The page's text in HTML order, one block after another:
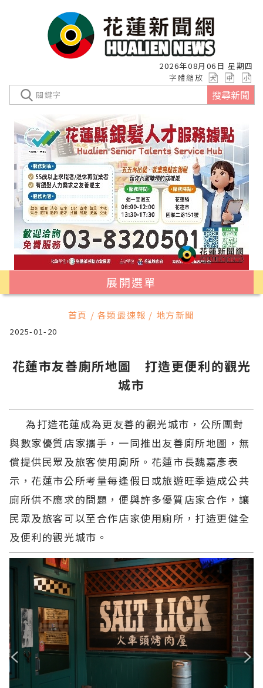
2026年08月06日 星期四
字體縮放
搜尋新聞
展開選單
首頁 / 各類最速報 / 地方新聞
2025-01-20
花蓮市友善廁所地圖 打造更便利的觀光
城市
為打造花蓮成為更友善的觀光城市，公所團對
與數家優質店家攜手，一同推出友善廁所地圖，無
償提供民眾及旅客使用廁所。花蓮市長魏嘉彥表
示，花蓮市公所考量每逢假日或旅遊旺季造成公共
廁所供不應求的問題，便與許多優質店家合作，讓
民眾及旅客可以至合作店家使用廁所，打造更健全
及便利的觀光城市。